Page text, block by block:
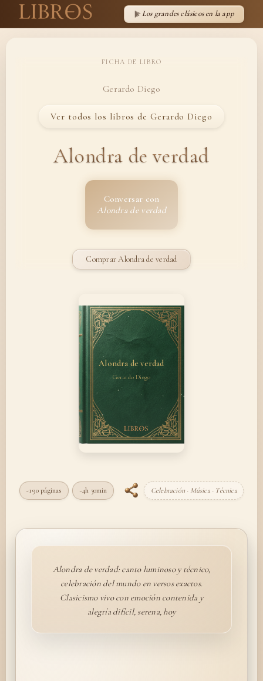
Los grandes clásicos en la app
FICHA DE LIBRO
Gerardo Diego
Ver todos los libros de Gerardo Diego
Alondra de verdad
Conversar con
Alondra de verdad
Comprar Alondra de verdad
Alondra de verdad
Gerardo Diego
~190 páginas ~4h 30min Celebración · Música · Técnica
Alondra de verdad: canto luminoso y técnico,
celebración del mundo en versos exactos.
Clasicismo vivo con emoción contenida y
alegría difícil, serena, hoy